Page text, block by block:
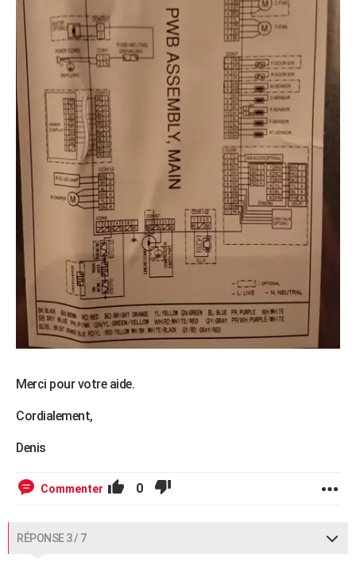
Merci pour votre aide.
Cordialement,
Denis
Commenter 0
RÉPONSE 3 / 7